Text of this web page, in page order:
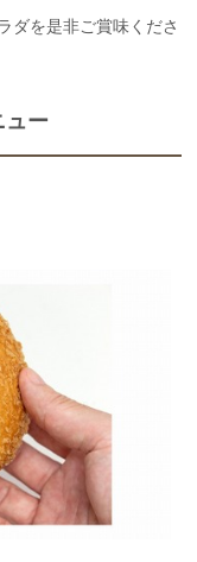
ダを是非ご賞味くださ
ュー